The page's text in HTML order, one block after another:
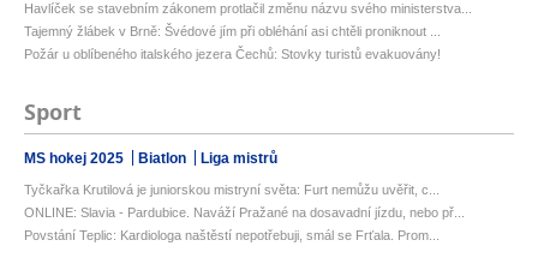
Havlíček se stavebním zákonem protlačil změnu názvu svého ministerstva...
Tajemný žlábek v Brně: Švédové jím při obléhání asi chtěli proniknout ...
Požár u oblíbeného italského jezera Čechů: Stovky turistů evakuovány!
Sport
MS hokej 2025 Biatlon Liga mistrů
Tyčkařka Krutilová je juniorskou mistryní světa: Furt nemůžu uvěřit, c...
ONLINE: Slavia - Pardubice. Naváží Pražané na dosavadní jízdu, nebo př...
Povstání Teplic: Kardiologa naštěstí nepotřebuji, smál se Frťala. Prom...